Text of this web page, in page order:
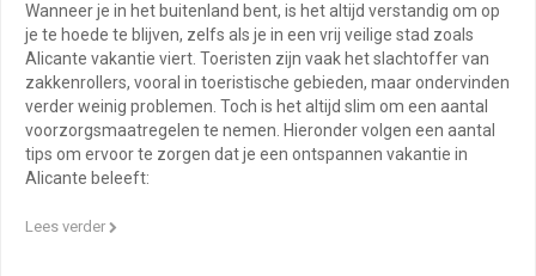
Wanneer je in het buitenland bent, is het altijd verstandig om op
je te hoede te blijven, zelfs als je in een vrij veilige stad zoals
Alicante vakantie viert. Toeristen zijn vaak het slachtoffer van
zakkenrollers, vooral in toeristische gebieden, maar ondervinden
verder weinig problemen. Toch is het altijd slim om een aantal
voorzorgsmaatregelen te nemen. Hieronder volgen een aantal
tips om ervoor te zorgen dat je een ontspannen vakantie in
Alicante beleeft:
Lees verder